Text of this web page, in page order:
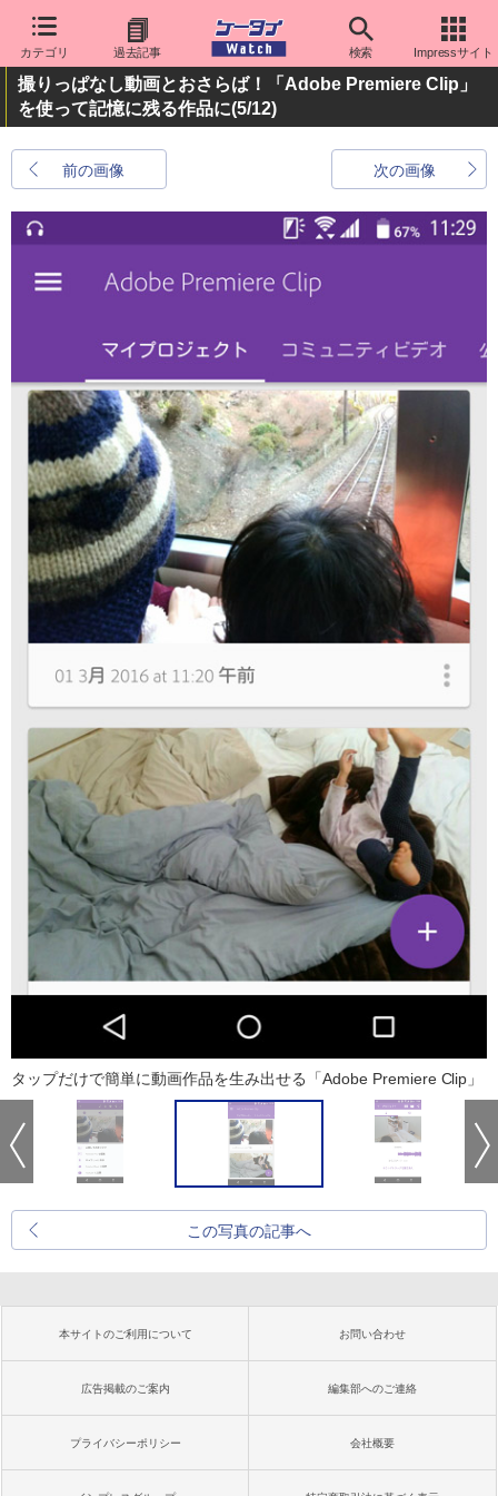
カテゴリ 過去記事 検索 Impressサイト
撮りっぱなし動画とおさらば！「Adobe Premiere Clip」
を使って記憶に残る作品に(5/12)
前の画像 次の画像
タップだけで簡単に動画作品を生み出せる「Adobe Premiere Clip」
この写真の記事へ
本サイトのご利用について お問い合わせ
広告掲載のご案内 編集部へのご連絡
プライバシーポリシー 会社概要